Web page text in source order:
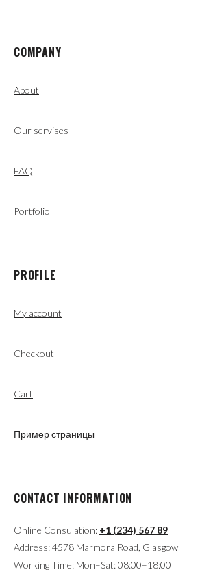
COMPANY
About
Our servises
FAQ
Portfolio
PROFILE
My account
Checkout
Cart
Пример страницы
CONTACT INFORMATION
Online Consulation: +1 (234) 567 89
Address: 4578 Marmora Road, Glasgow
Working Time: Mon–Sat: 08:00–18:00